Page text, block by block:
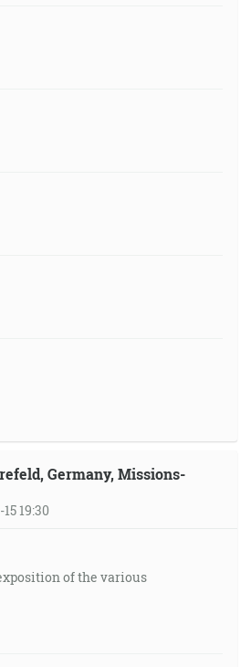
Germany, Missions-
19:30
of the various